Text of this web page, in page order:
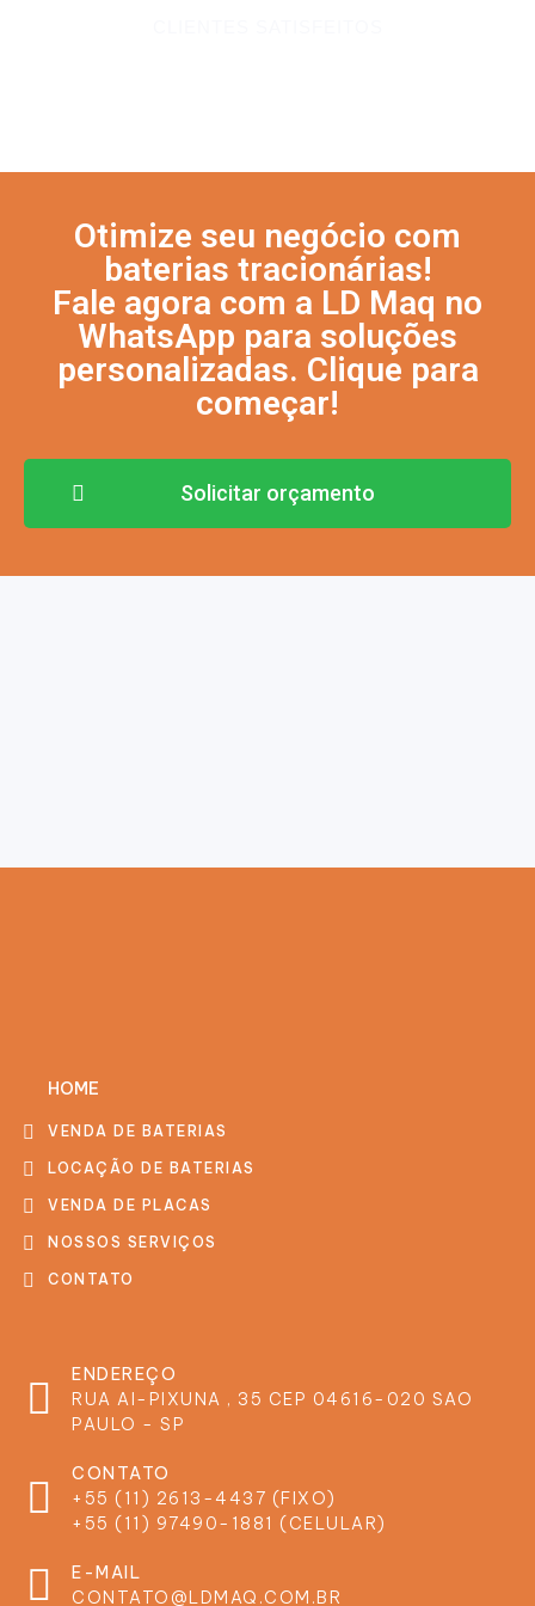
Otimize seu negócio com
baterias tracionárias!
Fale agora com a LD Maq no
WhatsApp para soluções
personalizadas. Clique para
começar!
Solicitar orçamento
HOME
VENDA DE BATERIAS
LOCAÇÃO DE BATERIAS
VENDA DE PLACAS
NOSSOS SERVIÇOS
CONTATO
ENDEREÇO
RUA AI-PIXUNA , 35 CEP 04616-020 SAO
PAULO - SP
CONTATO
+55 (11) 2613-4437 (FIXO)
+55 (11) 97490-1881 (CELULAR)
E-MAIL
CONTATO@LDMAQ.COM.BR